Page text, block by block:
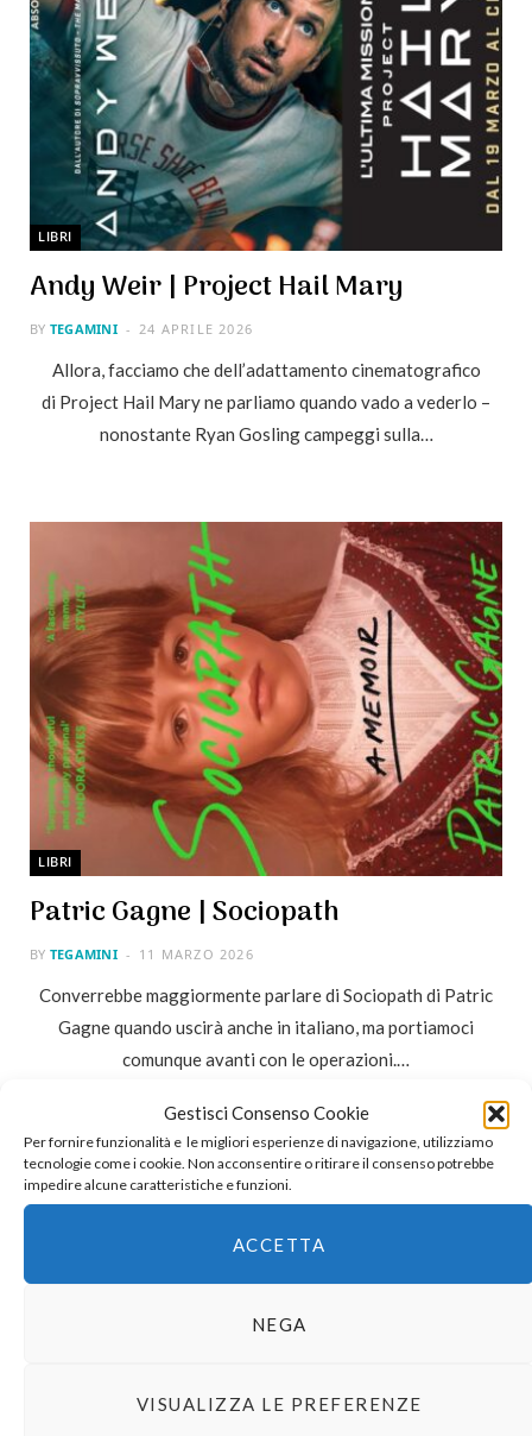
Gestisci Consenso Cookie
Per fornire funzionalità e le migliori esperienze di navigazione, utilizziamo
tecnologie come i cookie. Non acconsentire o ritirare il consenso potrebbe
impedire alcune caratteristiche e funzioni.
ACCETTA
NEGA
VISUALIZZA LE PREFERENZE
LIBRI
Andy Weir | Project Hail Mary
BY TEGAMINI 24 APRILE 2026
Allora, facciamo che dell’adattamento cinematografico
di Project Hail Mary ne parliamo quando vado a vederlo –
nonostante Ryan Gosling campeggi sulla…
LIBRI
Patric Gagne | Sociopath
BY TEGAMINI 11 MARZO 2026
Converrebbe maggiormente parlare di Sociopath di Patric
Gagne quando uscirà anche in italiano, ma portiamoci
comunque avanti con le operazioni.…